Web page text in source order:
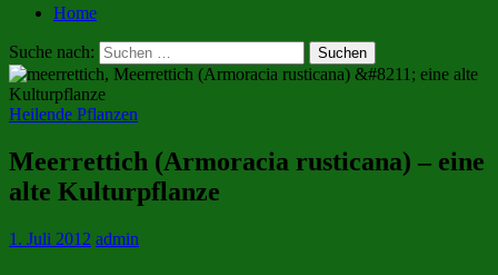
Home
Suche nach:
Heilende Pflanzen
Meerrettich (Armoracia rusticana) – eine
alte Kulturpflanze
1. Juli 2012 admin